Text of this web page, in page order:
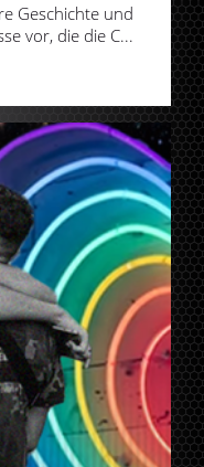
Geschichte und
vor, die die C...